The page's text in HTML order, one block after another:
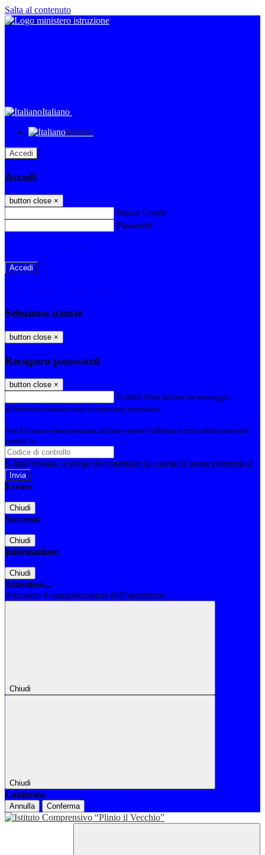
Salta al contenuto
Italiano
Italiano
Accedi
Accedi
button close ×
Nome Utente
Password
-
Seleziona utente
button close ×
Recupero password
button close ×
E-mail Verrà inviato un messaggio
all'indirizzo indicato con le istruzioni necessarie.
Non hai una e-mail associata al nome utente? Effettua il reset della password
tramite la
E-mail inviata, si prega di controllare la casella di posta elettronica!
Errore
Chiudi
Successo
Chiudi
Informazione
Chiudi
Attendere...
Attendere il completamento dell'operazione...
Chiudi
Chiudi
Conferma
Annulla Conferma